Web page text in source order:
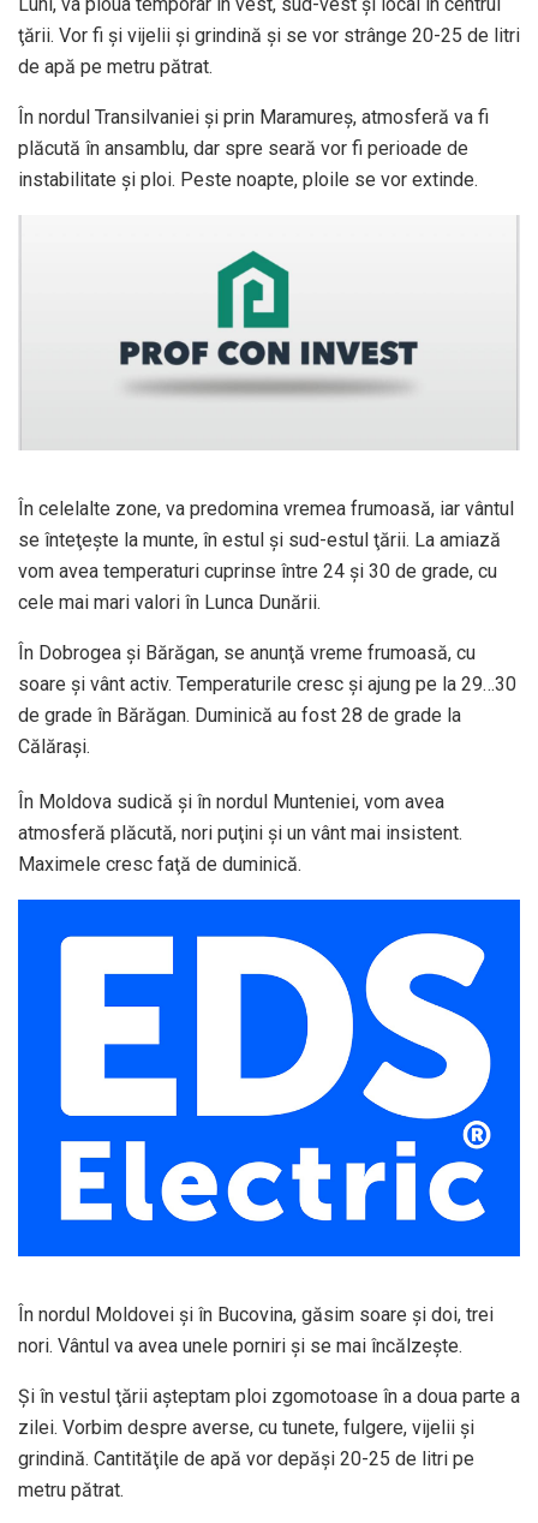
Luni, va ploua temporar în vest, sud-vest şi local în centrul
ţării. Vor fi şi vijelii şi grindină şi se vor strânge 20-25 de litri
de apă pe metru pătrat.
În nordul Transilvaniei şi prin Maramureş, atmosferă va fi
plăcută în ansamblu, dar spre seară vor fi perioade de
instabilitate şi ploi. Peste noapte, ploile se vor extinde.
În celelalte zone, va predomina vremea frumoasă, iar vântul
se înteţeşte la munte, în estul şi sud-estul ţării. La amiază
vom avea temperaturi cuprinse între 24 şi 30 de grade, cu
cele mai mari valori în Lunca Dunării.
În Dobrogea şi Bărăgan, se anunţă vreme frumoasă, cu
soare şi vânt activ. Temperaturile cresc şi ajung pe la 29…30
de grade în Bărăgan. Duminică au fost 28 de grade la
Călăraşi.
În Moldova sudică şi în nordul Munteniei, vom avea
atmosferă plăcută, nori puţini şi un vânt mai insistent.
Maximele cresc faţă de duminică.
În nordul Moldovei şi în Bucovina, găsim soare şi doi, trei
nori. Vântul va avea unele porniri şi se mai încălzeşte.
Şi în vestul ţării aşteptam ploi zgomotoase în a doua parte a
zilei. Vorbim despre averse, cu tunete, fulgere, vijelii şi
grindină. Cantităţile de apă vor depăşi 20-25 de litri pe
metru pătrat.